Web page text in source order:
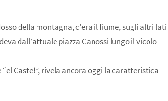
della montagna, c’era il fiume, sugli altri lati
dall’attuale piazza Canossi lungo il vicolo
Caste!”, rivela ancora oggi la caratteristica